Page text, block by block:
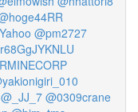
@pm2727
@_JJ_7 @0309crane